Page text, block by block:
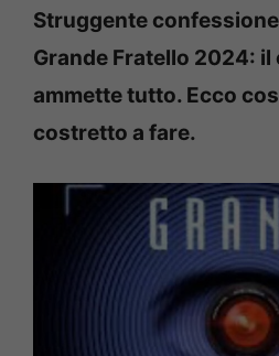
Struggente
Grande Fratello 2024:
ammette tutto. Ecco
costretto a fare.